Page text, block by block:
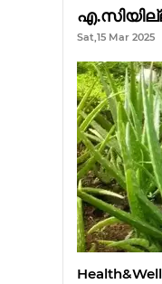
Sat,15 Mar 2025